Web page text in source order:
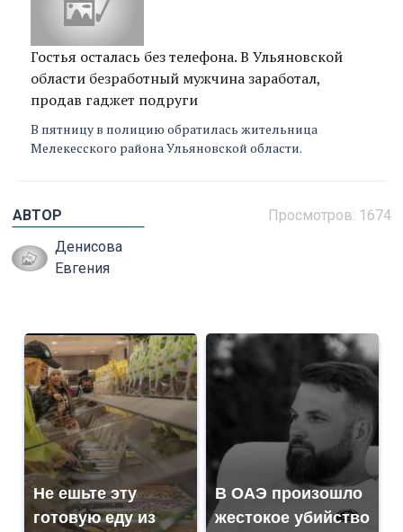
Гостья осталась без телефона. В Ульяновской
области безработный мужчина заработал,
продав гаджет подруги
В пятницу в полицию обратилась жительница
Мелекесского района Ульяновской области.
Просмотров: 1674
АВТОР
Денисова
Евгения
Не ешьте эту
готовую еду из
В ОАЭ произошло
жестокое убийство